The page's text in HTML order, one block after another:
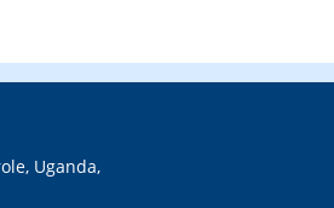
Uganda,